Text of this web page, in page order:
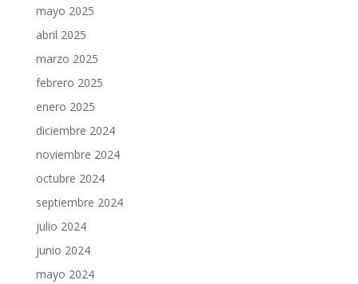
mayo 2025
abril 2025
marzo 2025
febrero 2025
enero 2025
diciembre 2024
noviembre 2024
octubre 2024
septiembre 2024
julio 2024
junio 2024
mayo 2024